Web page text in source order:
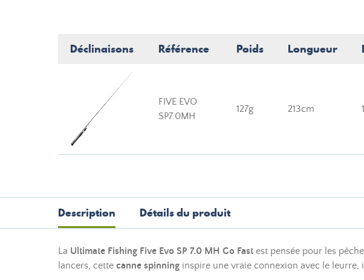
Déclinaisons Référence Poids Longueur
FIVE EVO
SP7.0MH
127g 213cm
Description Détails du produit
La Ultimate Fishing Five Evo SP 7.0 MH Go Fast est pensée pour les
lancers, cette canne spinning inspire une vraie connexion avec le